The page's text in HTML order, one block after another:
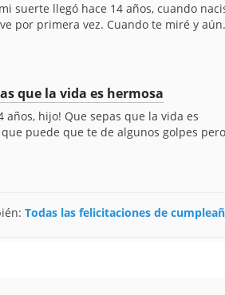
suerte llegó hace 14 años, cuando
por primera vez. Cuando te miré y
que la vida es hermosa
años, hijo! Que sepas que la vida es
puede que te de algunos golpes pero
Todas las felicitaciones de